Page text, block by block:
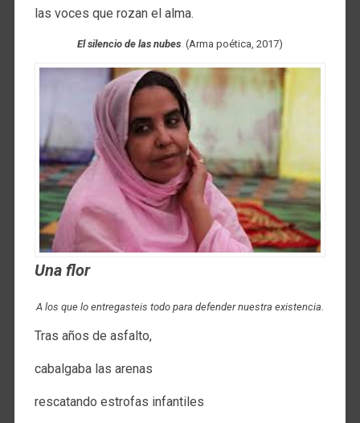
las voces que rozan el alma.
El silencio de las nubes (Arma poética, 2017)
Una flor
A los que lo entregasteis todo para defender nuestra existencia.
Tras años de asfalto,
cabalgaba las arenas
rescatando estrofas infantiles